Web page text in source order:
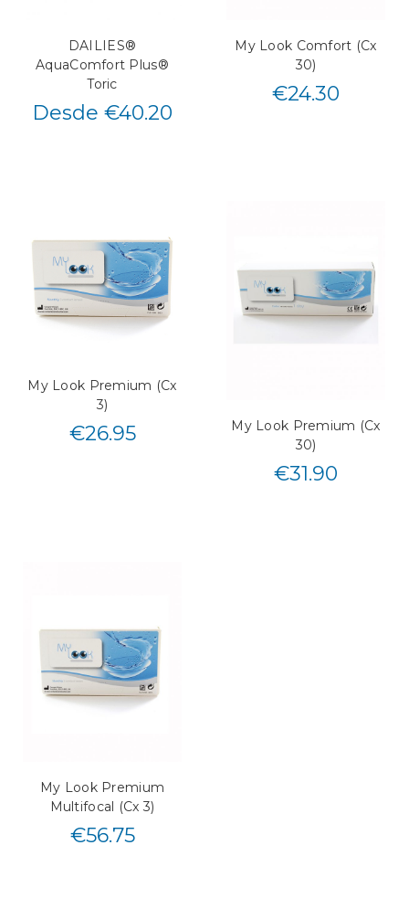
DAILIES®
AquaComfort Plus®
Toric
Desde €40.20
My Look Comfort (Cx
30)
€24.30
My Look Premium (Cx
3)
€26.95
My Look Premium (Cx
30)
€31.90
My Look Premium
Multifocal (Cx 3)
€56.75